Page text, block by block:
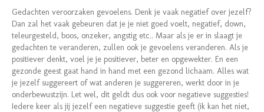
Gedachten veroorzaken gevoelens. Denk je vaak negatief over jezelf?
Dan zal het vaak gebeuren dat je je niet goed voelt, negatief, down,
teleurgesteld, boos, onzeker, angstig etc.. Maar als je er in slaagt je
gedachten te veranderen, zullen ook je gevoelens veranderen. Als je
positiever denkt, voel je je positiever, beter en opgewekter. En een
gezonde geest gaat hand in hand met een gezond lichaam. Alles wat
je jezelf suggereert of wat anderen je suggereren, werkt door in je
onderbewustzijn. Let wel, dit geldt dus ook voor negatieve suggesties!
Iedere keer als jij jezelf een negatieve suggestie geeft (ik kan het niet,